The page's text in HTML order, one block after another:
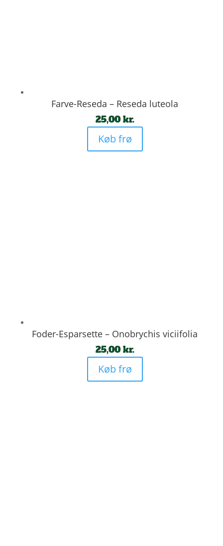
Farve-Reseda – Reseda luteola
25,00kr.
Køb frø
Foder-Esparsette – Onobrychis viciifolia
25,00kr.
Køb frø